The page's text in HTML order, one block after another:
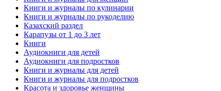
Книги и журналы по кулинарии
Книги и журналы по рукоделию
Казахский раздел
Карапузы от 1 до 3 лет
Книги
Аудиокниги для детей
Аудиокниги для подростков
Книги и журналы для детей
Книги и журналы для подростков
Красота и здоровье женщины